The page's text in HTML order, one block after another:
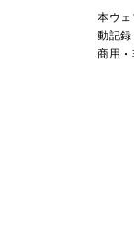
本ウ
動記録
商用